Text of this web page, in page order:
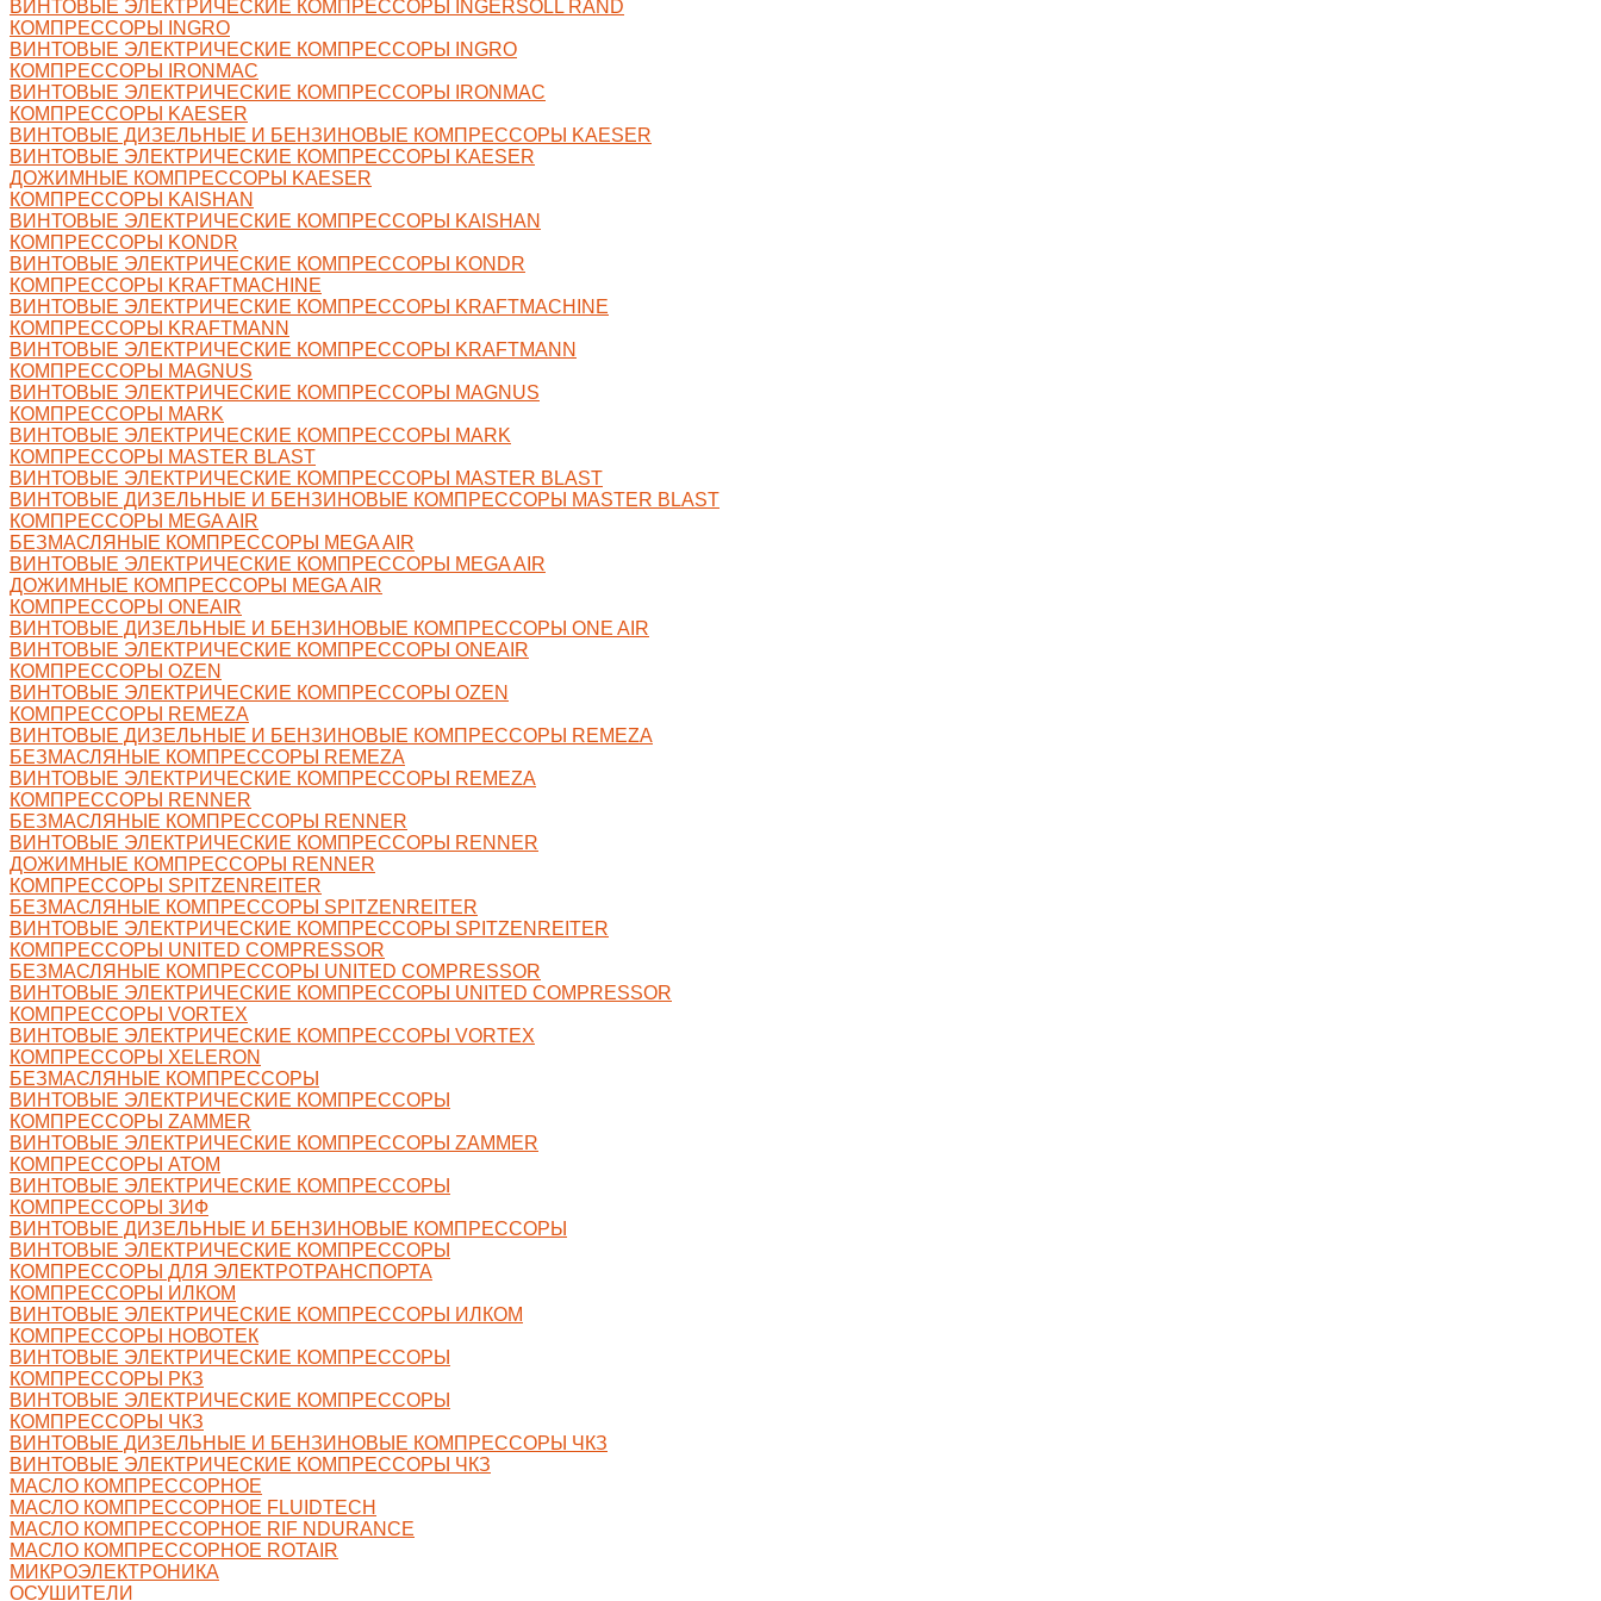
ВИНТОВЫЕ ЭЛЕКТРИЧЕСКИЕ КОМПРЕССОРЫ INGERSOLL RAND
КОМПРЕССОРЫ INGRO
ВИНТОВЫЕ ЭЛЕКТРИЧЕСКИЕ КОМПРЕССОРЫ INGRO
КОМПРЕССОРЫ IRONMAC
ВИНТОВЫЕ ЭЛЕКТРИЧЕСКИЕ КОМПРЕССОРЫ IRONMAC
КОМПРЕССОРЫ KAESER
ВИНТОВЫЕ ДИЗЕЛЬНЫЕ И БЕНЗИНОВЫЕ КОМПРЕССОРЫ KAESER
ВИНТОВЫЕ ЭЛЕКТРИЧЕСКИЕ КОМПРЕССОРЫ KAESER
ДОЖИМНЫЕ КОМПРЕССОРЫ KAESER
КОМПРЕССОРЫ KAISHAN
ВИНТОВЫЕ ЭЛЕКТРИЧЕСКИЕ КОМПРЕССОРЫ KAISHAN
КОМПРЕССОРЫ KONDR
ВИНТОВЫЕ ЭЛЕКТРИЧЕСКИЕ КОМПРЕССОРЫ KONDR
КОМПРЕССОРЫ KRAFTMACHINE
ВИНТОВЫЕ ЭЛЕКТРИЧЕСКИЕ КОМПРЕССОРЫ KRAFTMACHINE
КОМПРЕССОРЫ KRAFTMANN
ВИНТОВЫЕ ЭЛЕКТРИЧЕСКИЕ КОМПРЕССОРЫ KRAFTMANN
КОМПРЕССОРЫ MAGNUS
ВИНТОВЫЕ ЭЛЕКТРИЧЕСКИЕ КОМПРЕССОРЫ MAGNUS
КОМПРЕССОРЫ MARK
ВИНТОВЫЕ ЭЛЕКТРИЧЕСКИЕ КОМПРЕССОРЫ MARK
КОМПРЕССОРЫ MASTER BLAST
ВИНТОВЫЕ ЭЛЕКТРИЧЕСКИЕ КОМПРЕССОРЫ MASTER BLAST
ВИНТОВЫЕ ДИЗЕЛЬНЫЕ И БЕНЗИНОВЫЕ КОМПРЕССОРЫ MASTER BLAST
КОМПРЕССОРЫ MEGA AIR
БЕЗМАСЛЯНЫЕ КОМПРЕССОРЫ MEGA AIR
ВИНТОВЫЕ ЭЛЕКТРИЧЕСКИЕ КОМПРЕССОРЫ MEGA AIR
ДОЖИМНЫЕ КОМПРЕССОРЫ MEGA AIR
КОМПРЕССОРЫ ONEAIR
ВИНТОВЫЕ ДИЗЕЛЬНЫЕ И БЕНЗИНОВЫЕ КОМПРЕССОРЫ ONE AIR
ВИНТОВЫЕ ЭЛЕКТРИЧЕСКИЕ КОМПРЕССОРЫ ONEAIR
КОМПРЕССОРЫ OZEN
ВИНТОВЫЕ ЭЛЕКТРИЧЕСКИЕ КОМПРЕССОРЫ OZEN
КОМПРЕССОРЫ REMEZA
ВИНТОВЫЕ ДИЗЕЛЬНЫЕ И БЕНЗИНОВЫЕ КОМПРЕССОРЫ REMEZA
БЕЗМАСЛЯНЫЕ КОМПРЕССОРЫ REMEZA
ВИНТОВЫЕ ЭЛЕКТРИЧЕСКИЕ КОМПРЕССОРЫ REMEZA
КОМПРЕССОРЫ RENNER
БЕЗМАСЛЯНЫЕ КОМПРЕССОРЫ RENNER
ВИНТОВЫЕ ЭЛЕКТРИЧЕСКИЕ КОМПРЕССОРЫ RENNER
ДОЖИМНЫЕ КОМПРЕССОРЫ RENNER
КОМПРЕССОРЫ SPITZENREITER
БЕЗМАСЛЯНЫЕ КОМПРЕССОРЫ SPITZENREITER
ВИНТОВЫЕ ЭЛЕКТРИЧЕСКИЕ КОМПРЕССОРЫ SPITZENREITER
КОМПРЕССОРЫ UNITED COMPRESSOR
БЕЗМАСЛЯНЫЕ КОМПРЕССОРЫ UNITED COMPRESSOR
ВИНТОВЫЕ ЭЛЕКТРИЧЕСКИЕ КОМПРЕССОРЫ UNITED COMPRESSOR
КОМПРЕССОРЫ VORTEX
ВИНТОВЫЕ ЭЛЕКТРИЧЕСКИЕ КОМПРЕССОРЫ VORTEX
КОМПРЕССОРЫ XELERON
БЕЗМАСЛЯНЫЕ КОМПРЕССОРЫ
ВИНТОВЫЕ ЭЛЕКТРИЧЕСКИЕ КОМПРЕССОРЫ
КОМПРЕССОРЫ ZAMMER
ВИНТОВЫЕ ЭЛЕКТРИЧЕСКИЕ КОМПРЕССОРЫ ZAMMER
КОМПРЕССОРЫ АТОМ
ВИНТОВЫЕ ЭЛЕКТРИЧЕСКИЕ КОМПРЕССОРЫ
КОМПРЕССОРЫ ЗИФ
ВИНТОВЫЕ ДИЗЕЛЬНЫЕ И БЕНЗИНОВЫЕ КОМПРЕССОРЫ
ВИНТОВЫЕ ЭЛЕКТРИЧЕСКИЕ КОМПРЕССОРЫ
КОМПРЕССОРЫ ДЛЯ ЭЛЕКТРОТРАНСПОРТА
КОМПРЕССОРЫ ИЛКОМ
ВИНТОВЫЕ ЭЛЕКТРИЧЕСКИЕ КОМПРЕССОРЫ ИЛКОМ
КОМПРЕССОРЫ НОВОТЕК
ВИНТОВЫЕ ЭЛЕКТРИЧЕСКИЕ КОМПРЕССОРЫ
КОМПРЕССОРЫ РКЗ
ВИНТОВЫЕ ЭЛЕКТРИЧЕСКИЕ КОМПРЕССОРЫ
КОМПРЕССОРЫ ЧКЗ
ВИНТОВЫЕ ДИЗЕЛЬНЫЕ И БЕНЗИНОВЫЕ КОМПРЕССОРЫ ЧКЗ
ВИНТОВЫЕ ЭЛЕКТРИЧЕСКИЕ КОМПРЕССОРЫ ЧКЗ
МАСЛО КОМПРЕССОРНОЕ
МАСЛО КОМПРЕССОРНОЕ FLUIDTECH
МАСЛО КОМПРЕССОРНОЕ RIF NDURANCE
МАСЛО КОМПРЕССОРНОЕ ROTAIR
МИКРОЭЛЕКТРОНИКА
ОСУШИТЕЛИ